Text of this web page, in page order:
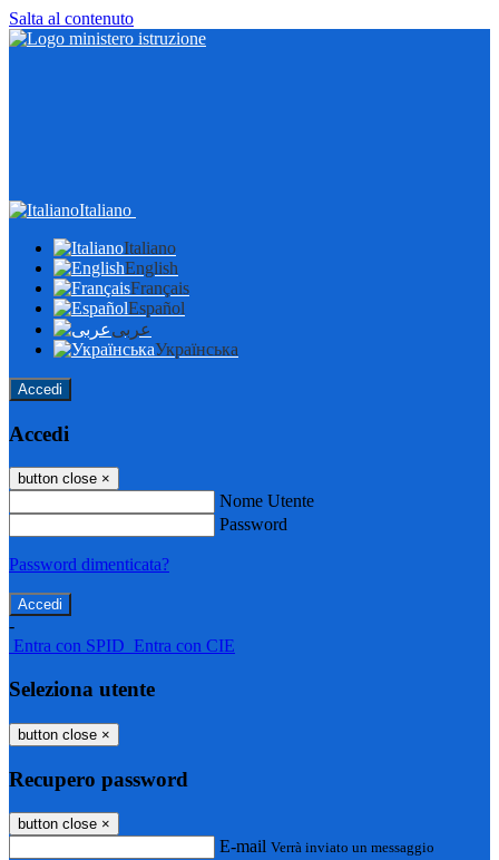
Salta al contenuto
Italiano
Italiano
English
Français
Español
عربى
Українська
Accedi
Accedi
button close ×
Nome Utente
Password
Password dimenticata?
-
Entra con SPID Entra con CIE
Seleziona utente
button close ×
Recupero password
button close ×
E-mail Verrà inviato un messaggio